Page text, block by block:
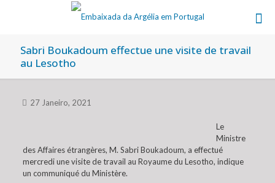
Sabri Boukadoum effectue une visite de travail
au Lesotho
27 Janeiro, 2021
Le
Ministre
des Affaires étrangères, M. Sabri Boukadoum, a effectué
mercredi une visite de travail au Royaume du Lesotho, indique
un communiqué du Ministère.